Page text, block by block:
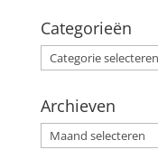
Categorieën
Categorieën
Archieven
Archieven